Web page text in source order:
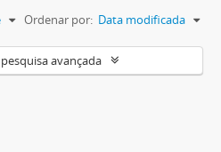
Ordenar por: Data modificada
avançada